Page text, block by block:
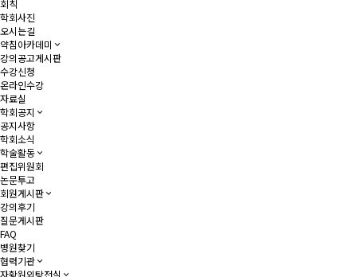
회칙
학회사진
오시는길
약침아카데미
강의공고게시판
수강신청
온라인수강
자료실
학회공지
공지사항
학회소식
학술활동
편집위원회
논문투고
회원게시판
강의후기
질문게시판
FAQ
병원찾기
협력기관
자황원외탕전실